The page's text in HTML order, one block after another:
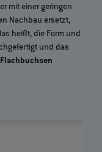
mit einer geringen
Nachbau ersetzt,
heißt, die Form und
und das
Flachbuchsen